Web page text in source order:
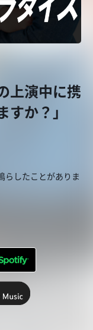
上演中に携
か？」
らしたことがありま